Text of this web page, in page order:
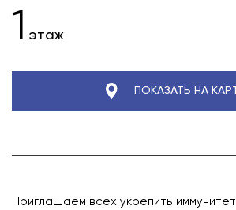
Приглашаем всех укрепить
1 этаж
ПОКАЗАТЬ НА